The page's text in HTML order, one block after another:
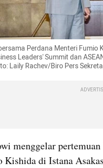
Perdana Menteri Fumio
Leaders' Summit dan
Laily Rachev/Biro Pers
menggelar
Kishida di Istana